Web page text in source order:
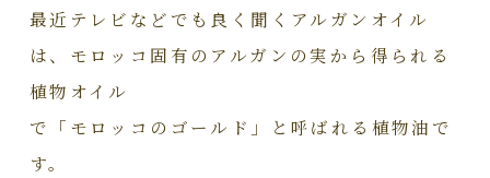
最近テレビなどでも良く聞くアルガンオイル
は、モロッコ固有のアルガンの実から得られる
植物オイル
で「モロッコのゴールド」と呼ばれる植物油で
す。